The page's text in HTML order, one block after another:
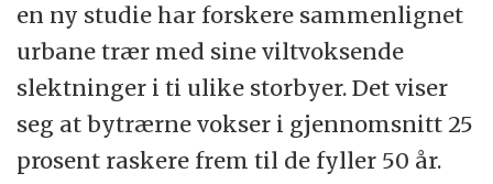
en ny studie har forskere sammenlignet
urbane trær med sine viltvoksende
slektninger i ti ulike storbyer. Det viser
seg at bytrærne vokser i gjennomsnitt 25
prosent raskere frem til de fyller 50 år.